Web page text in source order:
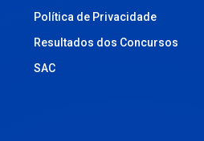
Política de Privacidade
Resultados dos Concursos
SAC